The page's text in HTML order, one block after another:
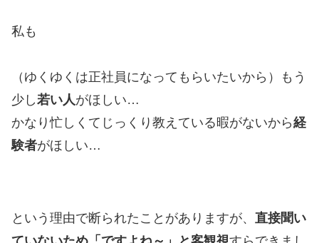
私も
（ゆくゆくは正社員になってもらいたいから）もう
少し若い人がほしい…
かなり忙しくてじっくり教えている暇がないから経
験者がほしい…
という理由で断られたことがありますが、 直接聞い